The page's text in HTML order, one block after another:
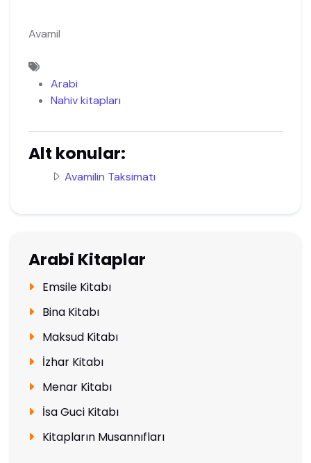
Avamil
Arabi
Nahiv kitapları
Alt konular:
Avamilin Taksimatı
Arabi Kitaplar
Emsile Kitabı
Bina Kitabı
Maksud Kitabı
İzhar Kitabı
Menar Kitabı
İsa Guci Kitabı
Kitapların Musannıfları